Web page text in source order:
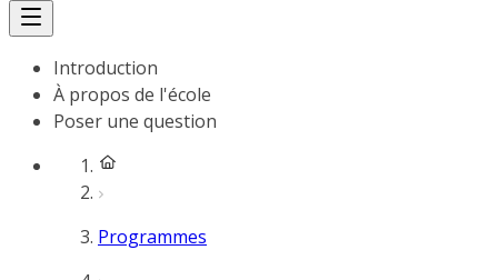
Introduction
À propos de l'école
Poser une question
Programmes